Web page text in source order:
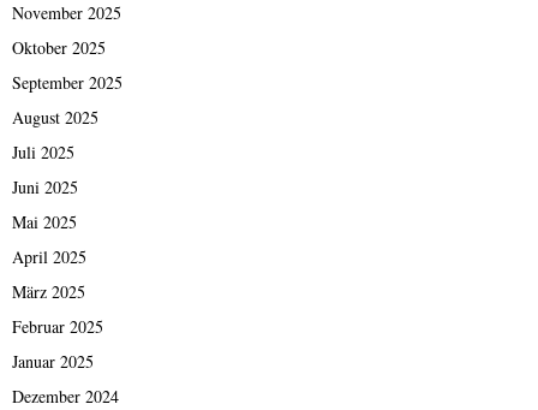
November 2025
Oktober 2025
September 2025
August 2025
Juli 2025
Juni 2025
Mai 2025
April 2025
März 2025
Februar 2025
Januar 2025
Dezember 2024